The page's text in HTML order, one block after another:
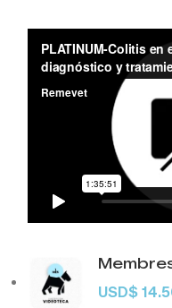
USD$